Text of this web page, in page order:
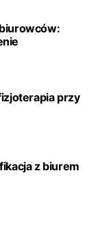
przy
z biurem